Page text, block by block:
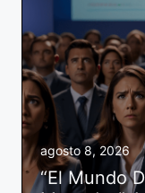
agosto 8, 2026
“El Mundo